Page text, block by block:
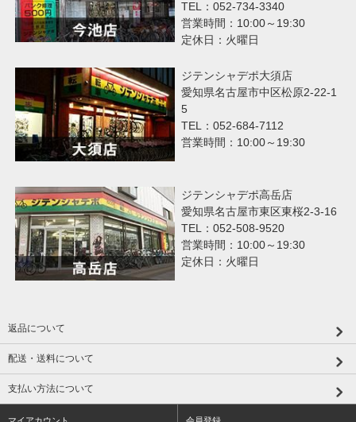
TEL：052-734-3340
営業時間：10:00～19:30
定休日：火曜日
ジテンシャデポ大須店
愛知県名古屋市中区松原2-22-1
5
TEL：052-684-7112
営業時間：10:00～19:30
ジテンシャデポ高岳店
愛知県名古屋市東区東桜2-3-16
TEL：052-508-9520
営業時間：10:00～19:30
定休日：火曜日
返品について
配送・送料について
支払い方法について